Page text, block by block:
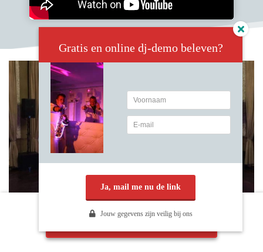
Paviljoen De Witte: Royal Class
Maak kennis met Ambitious
Gratis en online dj-demo beleven?
Ja, mail me nu de link
Jouw gegevens zijn veilig bij ons